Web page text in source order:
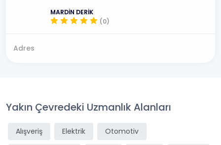
MARDİN DERİK
(0)
Adres
Yakın Çevredeki Uzmanlık Alanları
Alışveriş Elektrik Otomotiv